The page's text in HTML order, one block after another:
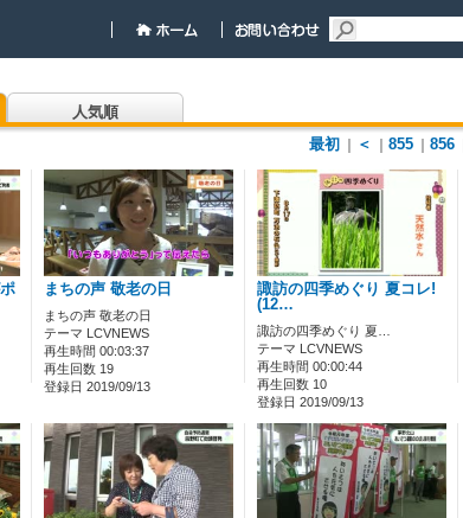
人気順
最初
＜ 855 856
まちの声 敬老の日
まちの声 敬老の日
テーマ LCVNEWS
再生時間 00:03:37
再生回数 19
登録日 2019/09/13
諏訪の四季めぐり 夏コレ!
(12…
諏訪の四季めぐり 夏…
テーマ LCVNEWS
再生時間 00:00:44
再生回数 10
登録日 2019/09/13